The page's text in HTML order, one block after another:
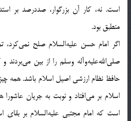
است. نه، کار آن بزرگوار، صددرصد بر
منطبق بود.
اگر امام حسن علیه‌السلام صلح نمی‌کرد،
صلی‌الله‌علیه‌و‌آله وسلم را از بین
حافظ نظام ارزشی اصیل اسلام باشد. همه
اسلام بر می‌افتاد و نوبت به جریان
است که امام مجتبی علیه‌السلام بر بقای